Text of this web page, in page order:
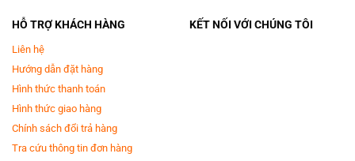
HỖ TRỢ KHÁCH HÀNG
Liên hệ
Hướng dẫn đặt hàng
Hình thức thanh toán
Hình thức giao hàng
Chính sách đổi trả hàng
Tra cứu thông tin đơn hàng
KẾT NỐI VỚI CHÚNG TÔI